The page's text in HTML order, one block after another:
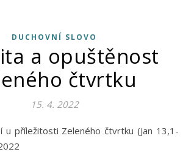
DUCHOVNÍ SLOVO
a opuštěnost
čtvrtku
15. 4. 2022